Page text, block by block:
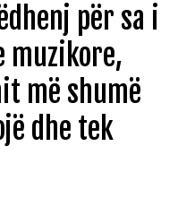
për sa i
muzikore,
më shumë
dhe tek